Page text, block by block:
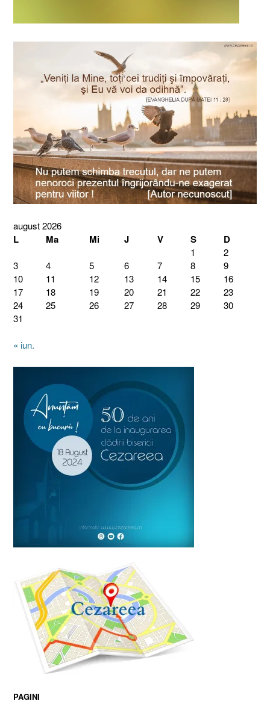
august 2026
L Ma Mi J V S D
1
2
3
4 5 6 7 8
9
10
11 12 13 14 15
16
17
18 19 20 21 22
23
24
25 26 27 28 29
30
31
« iun.
PAGINI